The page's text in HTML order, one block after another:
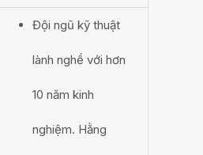
Đội ngũ kỹ thuật
lành nghề với hơn
10 năm kinh
nghiệm. Hằng